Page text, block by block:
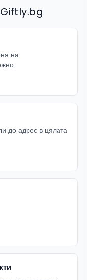
Giftly.bg
на
до адрес в цялата